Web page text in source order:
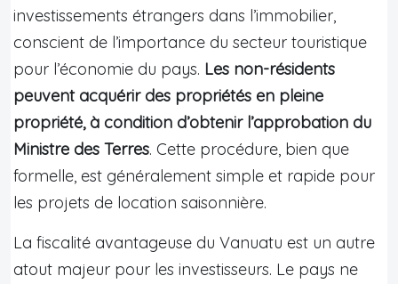
investissements étrangers dans l’immobilier,
conscient de l’importance du secteur touristique
pour l’économie du pays. Les non-résidents
peuvent acquérir des propriétés en pleine
propriété, à condition d’obtenir l’approbation du
Ministre des Terres. Cette procédure, bien que
formelle, est généralement simple et rapide pour
les projets de location saisonnière.
La fiscalité avantageuse du Vanuatu est un autre
atout majeur pour les investisseurs. Le pays ne